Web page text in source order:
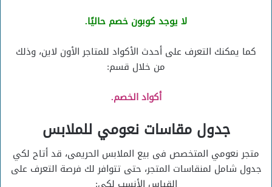
لا يوجد كوبون خصم حاليًا.
كما يمكنك التعرف على أحدث الأكواد للمتاجر الأون لاين، وذلك
من خلال قسم:
أكواد الخصم.
جدول مقاسات نعومي للملابس
متجر نعومي المتخصص فى بيع الملابس الحريمى، قد أتاح لكي
جدول شامل لمنقاسات المتجر، حتى تتوافر لك فرصة التعرف على